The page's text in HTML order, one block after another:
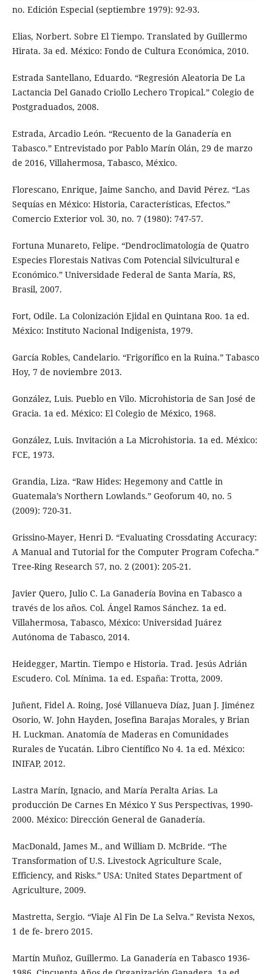
no. Edición Especial (septiembre 1979): 92-93.
Elias, Norbert. Sobre El Tiempo. Translated by Guillermo
Hirata. 3a ed. México: Fondo de Cultura Económica, 2010.
Estrada Santellano, Eduardo. “Regresión Aleatoria De La
Lactancia Del Ganado Criollo Lechero Tropical.” Colegio de
Postgraduados, 2008.
Estrada, Arcadio León. “Recuento de la Ganadería en
Tabasco.” Entrevistado por Pablo Marín Olán, 29 de marzo
de 2016, Villahermosa, Tabasco, México.
Florescano, Enrique, Jaime Sancho, and David Pérez. “Las
Sequías en México: Historia, Características, Efectos.”
Comercio Exterior vol. 30, no. 7 (1980): 747-57.
Fortuna Munareto, Felipe. “Dendroclimatología de Quatro
Especies Florestais Nativas Com Potencial Silvicultural e
Económico.” Universidade Federal de Santa María, RS,
Brasil, 2007.
Fort, Odile. La Colonización Ejidal en Quintana Roo. 1a ed.
México: Instituto Nacional Indigenista, 1979.
García Robles, Candelario. “Frigorífico en la Ruina.” Tabasco
Hoy, 7 de noviembre 2013.
González, Luis. Pueblo en Vilo. Microhistoria de San José de
Gracia. 1a ed. México: El Colegio de México, 1968.
González, Luis. Invitación a La Microhistoria. 1a ed. México:
FCE, 1973.
Grandia, Liza. “Raw Hides: Hegemony and Cattle in
Guatemala’s Northern Lowlands.” Geoforum 40, no. 5
(2009): 720-31.
Grissino-Mayer, Henri D. “Evaluating Crossdating Accuracy:
A Manual and Tutorial for the Computer Program Cofecha.”
Tree-Ring Research 57, no. 2 (2001): 205-21.
Javier Quero, Julio C. La Ganadería Bovina en Tabasco a
través de los años. Col. Ángel Ramos Sánchez. 1a ed.
Villahermosa, Tabasco, México: Universidad Juárez
Autónoma de Tabasco, 2014.
Heidegger, Martin. Tiempo e Historia. Trad. Jesús Adrián
Escudero. Col. Mínima. 1a ed. España: Trotta, 2009.
Juñent, Fidel A. Roing, José Villanueva Díaz, Juan J. Jiménez
Osorio, W. John Hayden, Josefina Barajas Morales, y Brian
H. Luckman. Anatomía de Maderas en Comunidades
Rurales de Yucatán. Libro Científico No 4. 1a ed. México:
INIFAP, 2012.
Lastra Marín, Ignacio, and María Peralta Arias. La
producción De Carnes En México Y Sus Perspectivas, 1990-
2000. México: Dirección General de Ganadería.
MacDonald, James M., and William D. McBride. “The
Transformation of U.S. Livestock Agriculture Scale,
Efficiency, and Risks.” USA: United States Department of
Agriculture, 2009.
Mastretta, Sergio. “Viaje Al Fin De La Selva.” Revista Nexos,
1 de fe- brero 2015.
Martín Muñoz, Guillermo. La Ganadería en Tabasco 1936-